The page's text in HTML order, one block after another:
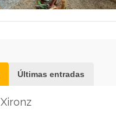
Últimas entradas
Xironz